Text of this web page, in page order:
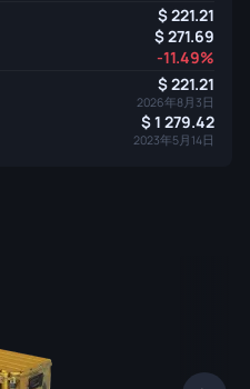
221.21
271.69
-11.49%
221.21
2026年8月3日
1 279.42
2023年5月14日